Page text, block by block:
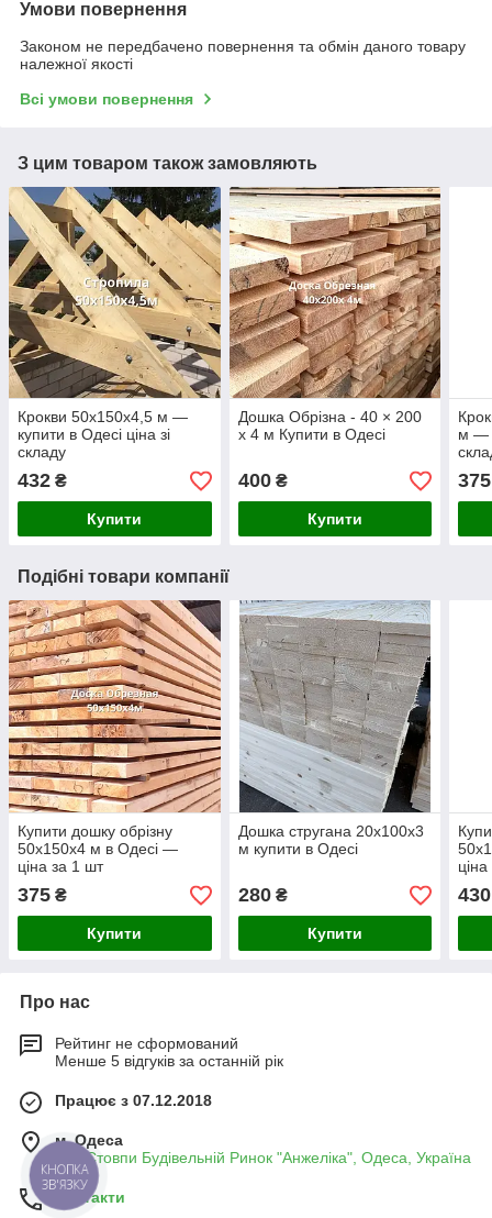
Умови повернення
Законом не передбачено повернення та обмін даного товару
належної якості
Всі умови повернення
З цим товаром також замовляють
Крокви 50х150х4,5 м —
купити в Одесі ціна зі
складу
432 ₴
Купити
Дошка Обрізна - 40 × 200
х 4 м Купити в Одесі
400₴
Купити
м —
375
Подібні товари компанії
Купити дошку обрізну
50х150х4 м в Одесі —
ціна за 1 шт
375 ₴
Купити
Дошка стругана 20х100х3
м купити в Одесі
280₴
Купити
430
Про нас
Рейтинг не сформований
Менше 5 відгуків за останній рік
Працює з 07.12.2018
м. Одеса
Два Стовпи Будівельній Ринок "Анжеліка", Одеса, Україна
Контакти
КНОПКА
ЗВ'ЯЗКУ